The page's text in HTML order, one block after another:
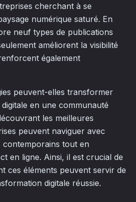
cherchant à se
numérique saturé. En
neuf types de publications
améliorent la visibilité
également
peuvent-elles transformer
en une communauté
les meilleures
peuvent naviguer avec
contemporains tout en
en ligne. Ainsi, il est crucial de
ces éléments peuvent servir de
digitale réussie.